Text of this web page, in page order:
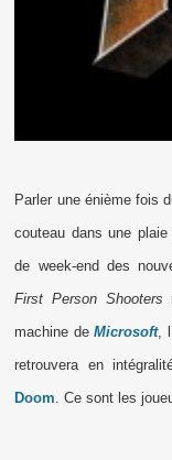
Parler une énième fois
couteau dans une plaie
de week-end des
First Person Shooters
machine deMicrosoft,
retrouvera en
Doom . Ce sont les